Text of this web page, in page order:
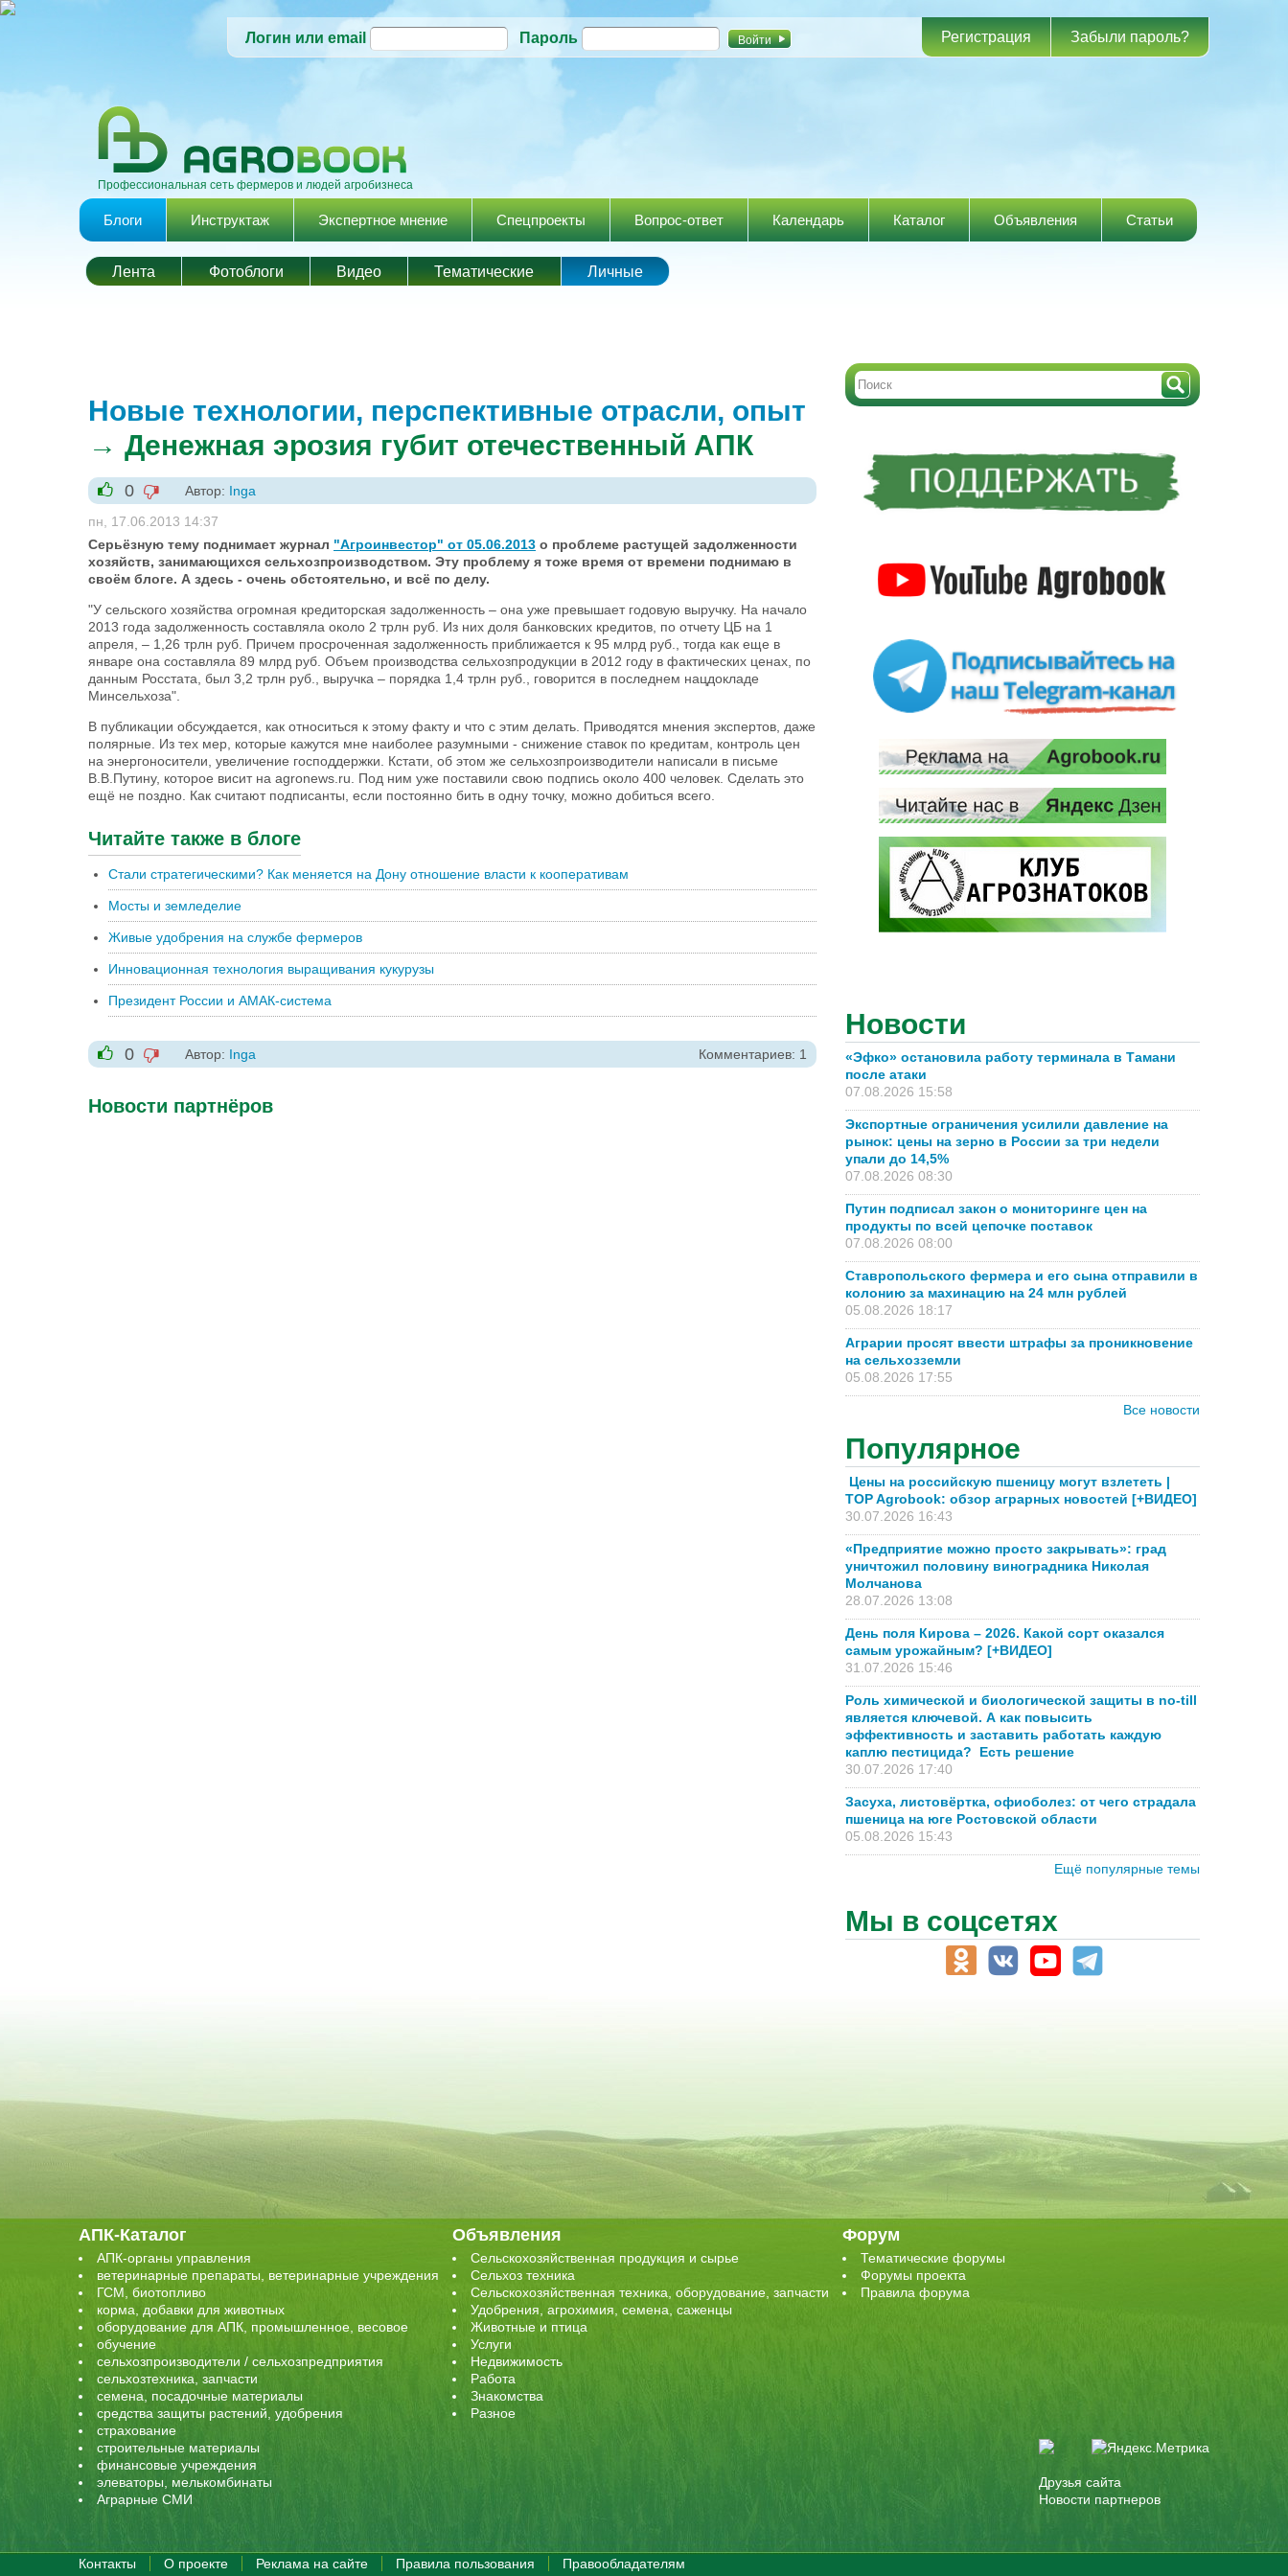
Перейти к
содержанию
Логин или email Пароль Регистрация Забыли пароль?
Профессиональная сеть фермеров и людей агробизнеса
Главное меню
Блоги Инструктаж Экспертное мнение Спецпроекты Вопрос-ответ Календарь Каталог Объявления Статьи
Лента Фотоблоги Видео Тематические Личные
Новые технологии, перспективные отрасли, опыт
→ Денежная эрозия губит отечественный АПК
+1
0
-1
Автор: Inga
пн, 17.06.2013 14:37
Серьёзную тему поднимает журнал "Агроинвестор" от 05.06.2013 о проблеме растущей задолженности
хозяйств, занимающихся сельхозпроизводством. Эту проблему я тоже время от времени поднимаю в
своём блоге. А здесь - очень обстоятельно, и всё по делу.
"У сельского хозяйства огромная кредиторская задолженность – она уже превышает годовую выручку. На начало
2013 года задолженность составляла около 2 трлн руб. Из них доля банковских кредитов, по отчету ЦБ на 1
апреля, – 1,26 трлн руб. Причем просроченная задолженность приближается к 95 млрд руб., тогда как еще в
январе она составляла 89 млрд руб. Объем производства сельхозпродукции в 2012 году в фактических ценах, по
данным Росстата, был 3,2 трлн руб., выручка – порядка 1,4 трлн руб., говорится в последнем нацдокладе
Минсельхоза".
В публикации обсуждается, как относиться к этому факту и что с этим делать. Приводятся мнения экспертов, даже
полярные. Из тех мер, которые кажутся мне наиболее разумными - снижение ставок по кредитам, контроль цен
на энергоносители, увеличение господдержки. Кстати, об этом же сельхозпроизводители написали в письме
В.В.Путину, которое висит на agronews.ru. Под ним уже поставили свою подпись около 400 человек. Сделать это
ещё не поздно. Как считают подписанты, если постоянно бить в одну точку, можно добиться всего.
Читайте также в блоге
Стали стратегическими? Как меняется на Дону отношение власти к кооперативам
Мосты и земледелие
Живые удобрения на службе фермеров
Инновационная технология выращивания кукурузы
Президент России и АМАК-система
+1
0
-1
Автор: Inga Комментариев: 1
Новости партнёров
Новости
«Эфко» остановила работу терминала в Тамани
после атаки
07.08.2026 15:58
Экспортные ограничения усилили давление на
рынок: цены на зерно в России за три недели
упали до 14,5%
07.08.2026 08:30
Путин подписал закон о мониторинге цен на
продукты по всей цепочке поставок
07.08.2026 08:00
Ставропольского фермера и его сына отправили в
колонию за махинацию на 24 млн рублей
05.08.2026 18:17
Аграрии просят ввести штрафы за проникновение
на сельхозземли
05.08.2026 17:55
Все новости
Популярное
Цены на российскую пшеницу могут взлететь |
TOP Agrobook: обзор аграрных новостей [+ВИДЕО]
30.07.2026 16:43
«Предприятие можно просто закрывать»: град
уничтожил половину виноградника Николая
Молчанова
28.07.2026 13:08
День поля Кирова – 2026. Какой сорт оказался
самым урожайным? [+ВИДЕО]
31.07.2026 15:46
Роль химической и биологической защиты в no-till
является ключевой. А как повысить
эффективность и заставить работать каждую
каплю пестицида? Есть решение
30.07.2026 17:40
Засуха, листовёртка, офиоболез: от чего страдала
пшеница на юге Ростовской области
05.08.2026 15:43
Ещё популярные темы
Мы в соцсетях
АПК-Каталог
АПК-органы управления
ветеринарные препараты, ветеринарные учреждения
ГСМ, биотопливо
корма, добавки для животных
оборудование для АПК, промышленное, весовое
обучение
сельхозпроизводители / сельхозпредприятия
сельхозтехника, запчасти
семена, посадочные материалы
средства защиты растений, удобрения
страхование
строительные материалы
финансовые учреждения
элеваторы, мелькомбинаты
Аграрные СМИ
Объявления
Сельскохозяйственная продукция и сырье
Сельхоз техника
Сельскохозяйственная техника, оборудование, запчасти
Удобрения, агрохимия, семена, саженцы
Животные и птица
Услуги
Недвижимость
Работа
Знакомства
Разное
Форум
Тематические форумы
Форумы проекта
Правила форума
Друзья сайта
Новости партнеров
Контакты О проекте Реклама на сайте Правила пользования Правообладателям